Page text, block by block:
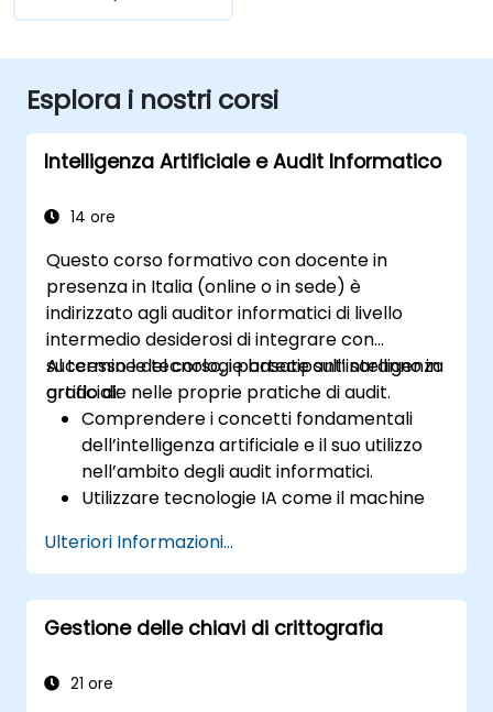
Esplora i nostri corsi
Intelligenza Artificiale e Audit Informatico
14 ore
Questo corso formativo con docente in
presenza in Italia (online o in sede) è
indirizzato agli auditor informatici di livello
intermedio desiderosi di integrare con
successo le tecnologie basate sull’intelligenza
artificiale nelle proprie pratiche di audit.
Al termine del corso, i partecipanti saranno in
grado di:
Comprendere i concetti fondamentali
dell’intelligenza artificiale e il suo utilizzo
nell’ambito degli audit informatici.
Utilizzare tecnologie IA come il machine
naturale (NLP) e la RPA per aumentare
l’efficienza, l’accuratezza e l’ambito degli
audit.
Effettuare valutazioni dei rischi tramite
monitoraggio continuo e una gestione
Ulteriori Informazioni...
Gestione delle chiavi di crittografia
21 ore